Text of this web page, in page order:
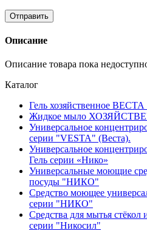
Описание
Описание товара пока
Каталог
Гель хозяйственное
Жидкое мыло
Универсальное
серии "VESTA" (Веста).
Универсальное
Гель серии «Нико»
Универсальные моющие
посуды "НИКО"
Средство моющее
серии "НИКО"
Средства для мытья стёкол
серии "Никосил"